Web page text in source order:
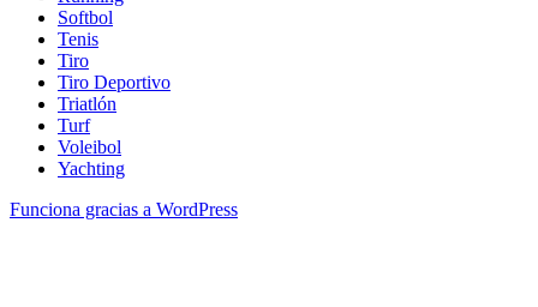
Softbol
Tenis
Tiro
Tiro Deportivo
Triatlón
Turf
Voleibol
Yachting
Funciona gracias a WordPress